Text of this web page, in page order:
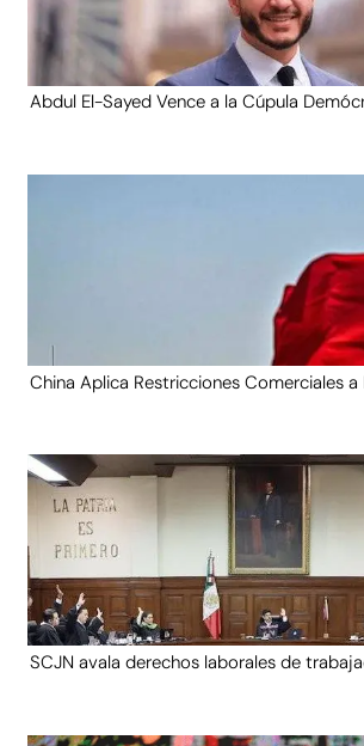
Abdul El-Sayed Vence a la Cúpula
China Aplica Restricciones Comerciales a
SCJN avala derechos laborales de